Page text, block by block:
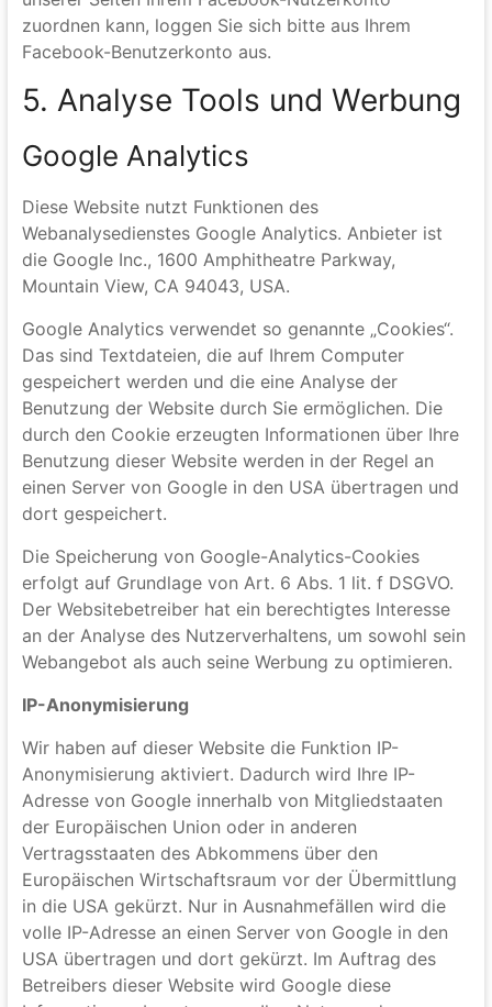
finden Sie in der Datenschutzerklärung von Facebook
unter:
https://de-de.facebook.com/policy.php
Wenn Sie nicht wünschen, dass Facebook den Besuch
unserer Seiten Ihrem Facebook-Nutzerkonto
Facebook-Benutzerkonto aus.
5. Analyse Tools und Werbung
Google Analytics
Diese Website nutzt Funktionen des
Webanalysedienstes Google Analytics. Anbieter ist
die Google Inc., 1600 Amphitheatre Parkway,
Mountain View, CA 94043, USA.
Google Analytics verwendet so genannte „Cookies“.
Das sind Textdateien, die auf Ihrem Computer
gespeichert werden und die eine Analyse der
Benutzung der Website durch Sie ermöglichen. Die
durch den Cookie erzeugten Informationen über Ihre
Benutzung dieser Website werden in der Regel an
einen Server von Google in den USA übertragen und
dort gespeichert.
Die Speicherung von Google-Analytics-Cookies
erfolgt auf Grundlage von Art. 6 Abs. 1 lit. f DSGVO.
Der Websitebetreiber hat ein berechtigtes Interesse
an der Analyse des Nutzerverhaltens, um sowohl sein
Webangebot als auch seine Werbung zu optimieren.
IP-Anonymisierung
Wir haben auf dieser Website die Funktion IP-
Anonymisierung aktiviert. Dadurch wird Ihre IP-
Adresse von Google innerhalb von Mitgliedstaaten
der Europäischen Union oder in anderen
Vertragsstaaten des Abkommens über den
Europäischen Wirtschaftsraum vor der Übermittlung